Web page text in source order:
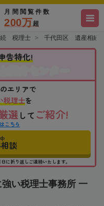
月間閲覧件数
200万超
税理士 千代田区 遺産相続
告特化!
エリアで
税理士を
選 して ご紹介!
こちら
談
に折り返しご連絡いたします。
い税理士事務所 一